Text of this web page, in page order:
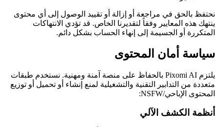
نحتفظ بالحق في مراجعة أو إزالة أو تقييد الوصول إلى أي محتوى
ينتهك هذه المعايير وفقاً لتقديرنا الخاص. قد تؤدي الانتهاكات
المتكررة أو الجسيمة إلى إنهاء الحساب بشكل دائم.
سياسة أمان المحتوى
يلتزم Pixomi AI بالحفاظ على منصة آمنة ومهنية. نستخدم طبقات
متعددة من التدابير التقنية والتشغيلية لمنع إنشاء أو تحميل أو توزيع
المحتوى الإباحي/NSFW:
أنظمة الكشف الآلي